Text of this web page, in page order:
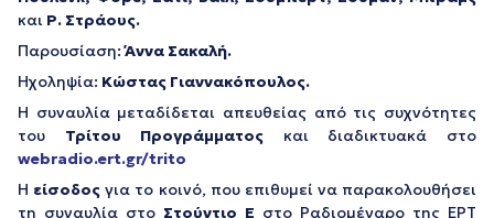
και Ρ. Στράους.
Παρουσίαση:Άννα Σακαλή.
Ηχοληψία: Κώστας Γιαννακόπουλος.
Η συναυλία μεταδίδεται απευθείας από τις συχνότητες
του Τρίτου Προγράμματος και διαδικτυακά στο
webradio.ert.gr/trito
Η είσοδος για το κοινό, που επιθυμεί να παρακολουθήσει
τη συναυλία στο Στούντιο Ε στο Ραδιομέγαρο της ΕΡΤ